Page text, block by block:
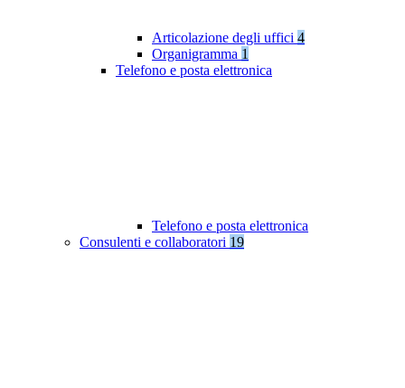
Articolazione degli uffici 4
Organigramma 1
Telefono e posta elettronica
Telefono e posta elettronica
Consulenti e collaboratori 19